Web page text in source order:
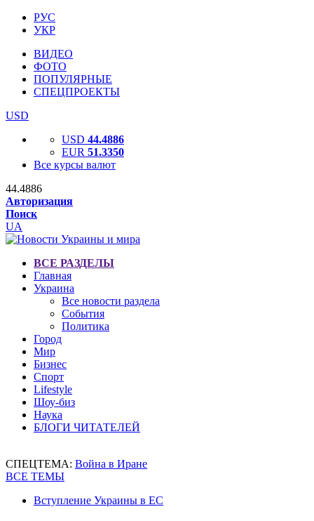
РУС
УКР
ВИДЕО
ФОТО
ПОПУЛЯРНЫЕ
СПЕЦПРОЕКТЫ
USD
USD 44.4886
EUR 51.3350
Все курсы валют
44.4886
Авторизация
Поиск
UA
ВСЕ РАЗДЕЛЫ
Главная
Украина
Все новости раздела
События
Политика
Город
Мир
Бизнес
Спорт
Lifestyle
Шоу-биз
Наука
БЛОГИ ЧИТАТЕЛЕЙ
СПЕЦТЕМА: Война в Иране
ВСЕ ТЕМЫ
Вступление Украины в ЕС